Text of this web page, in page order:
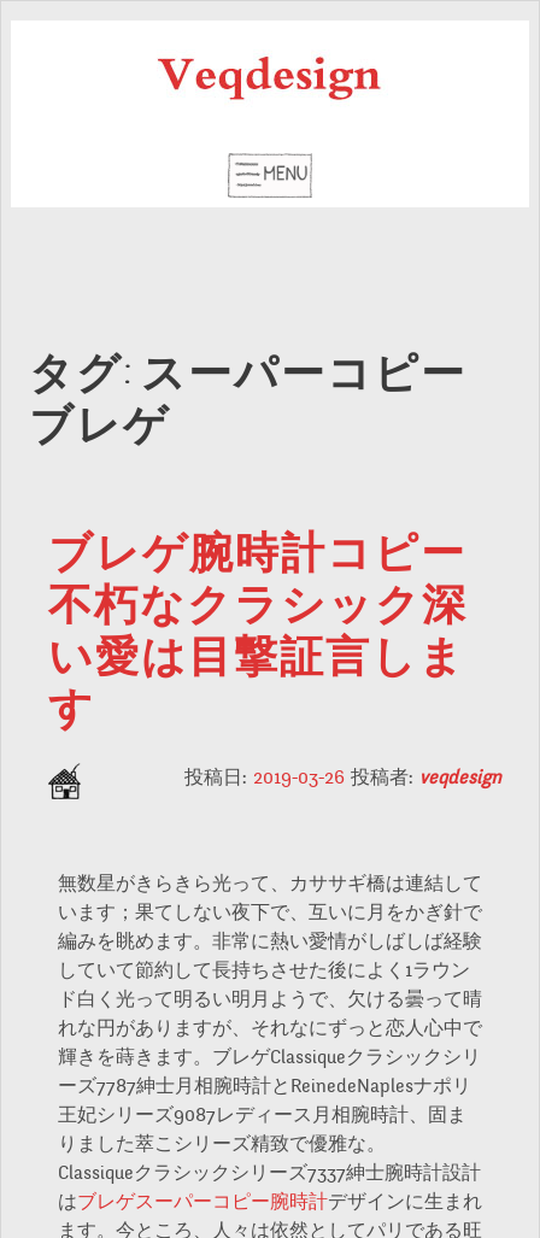
タグ: スーパーコピー
ブレゲ
ブレゲ腕時計コピー
不朽なクラシック深
い愛は目撃証言しま
す
投稿日: 2019-03-26 投稿者: veqdesign
無数星がきらきら光って、カササギ橋は連結して
います；果てしない夜下で、互いに月をかぎ針で
編みを眺めます。非常に熱い愛情がしばしば経験
していて節約して長持ちさせた後によく1ラウン
ド白く光って明るい明月ようで、欠ける曇って晴
れな円がありますが、それなにずっと恋人心中で
輝きを蒔きます。ブレゲClassiqueクラシックシリ
ーズ7787紳士月相腕時計とReinedeNaplesナポリ
王妃シリーズ9087レディース月相腕時計、固ま
りました萃こシリーズ精致で優雅な。
Classiqueクラシックシリーズ7337紳士腕時計設計
はブレゲスーパーコピー腕時計デザインに生まれ
ます。今ところ、人々は依然としてパリである旺